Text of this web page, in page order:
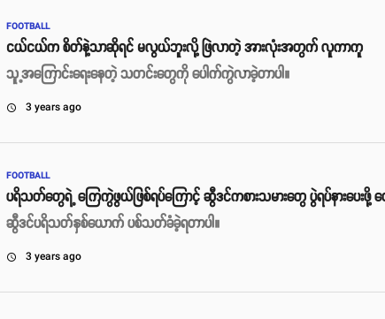
FOOTBALL
ငယ်ငယ်က စိတ်နဲ့သာဆိုရင် မလွယ်ဘူးလို့ ဖြဲလာတဲ့ အားလုံးအတွက် လူကာကူ
သူ့အကြောင်းရေးနေတဲ့ သတင်းတွေကို ပေါက်ကွဲလာခဲ့တာပါ။
access_time 3 years ago
FOOTBALL
ပရိသတ်တွေရဲ့ ကြေကွဲဖွယ်ဖြစ်ရပ်ကြောင့် ဆွီဒင်ကစားသမားတွေ ပွဲရပ်နားပေးဖို့
ဆွီဒင်ပရိသတ်နှစ်ယောက် ပစ်သတ်ခံခဲ့ရတာပါ။
access_time 3 years ago